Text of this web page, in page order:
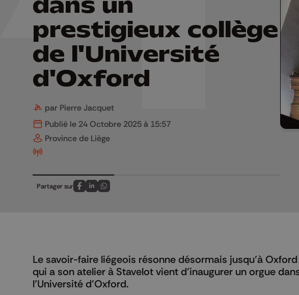
prestigieux collège
de l'Université
d'Oxford
par Pierre Jacquet
Publié le 24 Octobre 2025 à 15:57
Province de Liège
Partager sur
Partagez sur FaceBook
Partagez sur LinkedIn
Partagez sur Whatsapp
Le savoir-faire liégeois résonne désormais jusqu’à
qui a son atelier à Stavelot vient d’inaugurer un orgue
l’Université d’Oxford.